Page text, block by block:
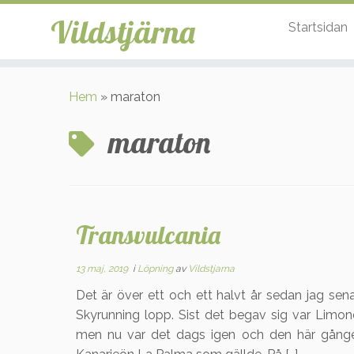
Vildstjärna Startsidan
Hem » maraton
maraton
Transvulcania
13 maj, 2019i Löpningav Vildstjarna
Det är över ett och ett halvt år sedan jag
Skyrunning lopp. Sist det begav sig var
men nu var det dags igen och den här